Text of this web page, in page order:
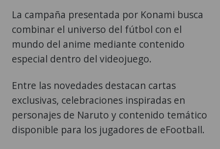
La campaña presentada por Konami busca
combinar el universo del fútbol con el
mundo del anime mediante contenido
especial dentro del videojuego.
Entre las novedades destacan cartas
exclusivas, celebraciones inspiradas en
personajes de Naruto y contenido temático
disponible para los jugadores de eFootball.